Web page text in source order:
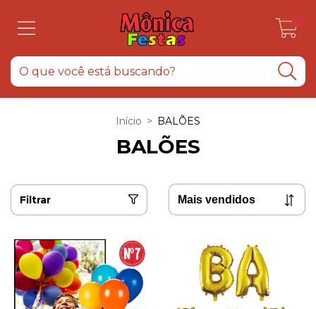
Início > BALÕES
BALÕES
Filtrar